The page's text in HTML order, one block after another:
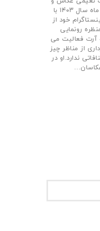
پژوهشگر ایرانی در فروردین ماه سال ۱۴۰۳ با
خود از
رونمایی
آرت فعالیت می
از مناظر چیز
ندارد.او در